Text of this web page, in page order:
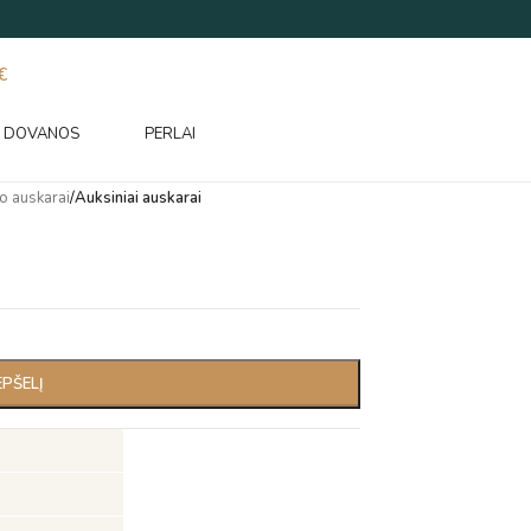
DOVANOS PERLAI
auskarai/Auksiniai auskarai